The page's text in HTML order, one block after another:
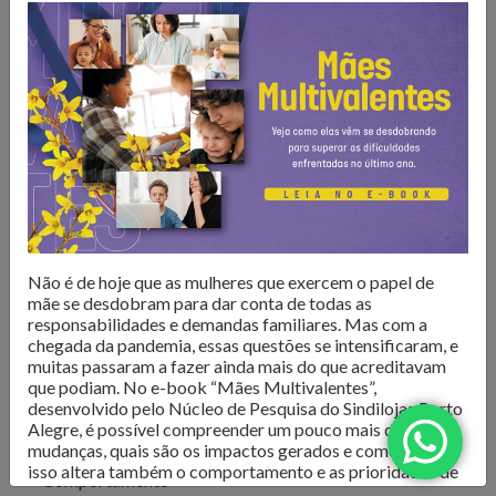
O Núcleo de Pesquisa do Sindilojas Porto Alegre realiza
levantamentos sobre as questões mais importantes para o
varejo da Capital. Dados deintenção de compra,
resultado de vendas e comportamento do consumidor
são divulgados para que os lojistas possam organizar seus
negócios da melhor forma. Além disso, são produzidose-
books com tendências e análises do mercado, para
inspirar os negócios em sua atualização e transformação.
Confira as publicações!
Todos
Comportamento
Não é de hoje que as mulheres que exercem o papel de
mãe se desdobram para dar conta de todas as
responsabilidades e demandas familiares. Mas com a
chegada da pandemia, essas questões se intensificaram, e
muitas passaram a fazer ainda mais do que acreditavam
que podiam. No e-book “Mães Multivalentes”,
desenvolvido pelo Núcleo de Pesquisa do Sindilojas Porto
Alegre, é possível compreender um pouco mais dessas
mudanças, quais são os impactos gerados e como tudo
isso altera também o comportamento e as prioridades de